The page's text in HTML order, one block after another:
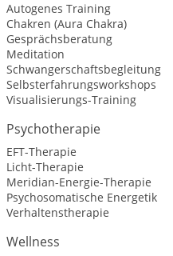
Autogenes Training
Chakren (Aura Chakra)
Gesprächsberatung
Meditation
Schwangerschaftsbegleitung
Selbsterfahrungsworkshops
Visualisierungs-Training
Psychotherapie
EFT-Therapie
Licht-Therapie
Meridian-Energie-Therapie
Psychosomatische Energetik
Verhaltenstherapie
Wellness